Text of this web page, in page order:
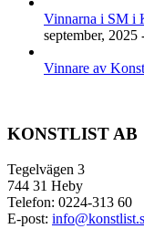
Vinnarna i SM i
september, 2025
Vinnare av
KONSTLIST AB
Tegelvägen 3
744 31 Heby
Telefon: 0224-313 60
E-post: